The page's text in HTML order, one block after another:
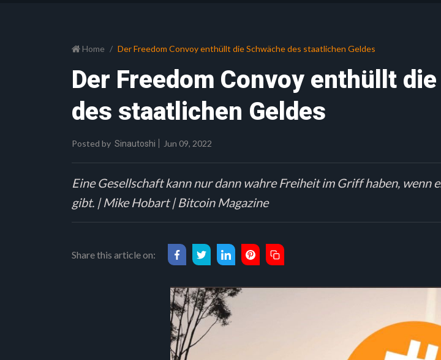
Home Der Freedom Convoy enthüllt die Schwäche des staatlichen Geldes
Der Freedom Convoy enthüllt
des staatlichen Geldes
Posted by Sinautoshi Jun 09, 2022
Eine Gesellschaft kann nur dann wahre Freiheit im Griff haben,
gibt. | Mike Hobart | Bitcoin Magazine
Share this article on: